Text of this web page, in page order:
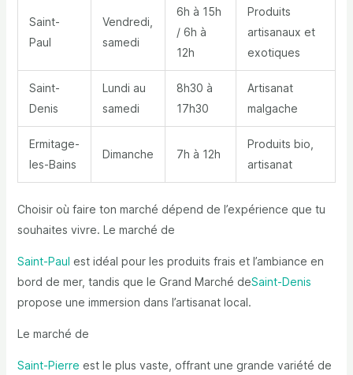
Saint-
Paul
Vendredi,
samedi
6h à 15h
/ 6h à
12h
Produits
artisanaux et
exotiques
Saint-
Denis
Lundi au
samedi
8h30 à
17h30
Artisanat
malgache
Ermitage-
les-Bains
Dimanche 7h à 12h
Produits bio,
artisanat
Choisir où faire ton marché dépend de l’expérience que tu
souhaites vivre. Le marché de
Saint-Paul est idéal pour les produits frais et l’ambiance en
bord de mer, tandis que le Grand Marché deSaint-Denis
propose une immersion dans l’artisanat local.
Le marché de
Saint-Pierre est le plus vaste, offrant une grande variété de